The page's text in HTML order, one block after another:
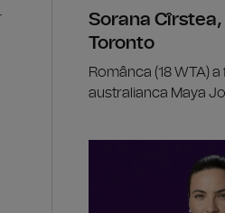
Sorana
Toronto
Românca (18 WTA)
australianca Maya